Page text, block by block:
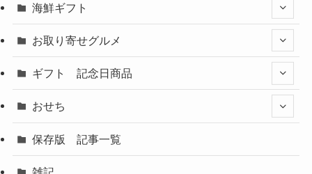
海鮮ギフト
お取り寄せグルメ
ギフト 記念日商品
おせち
保存版 記事一覧